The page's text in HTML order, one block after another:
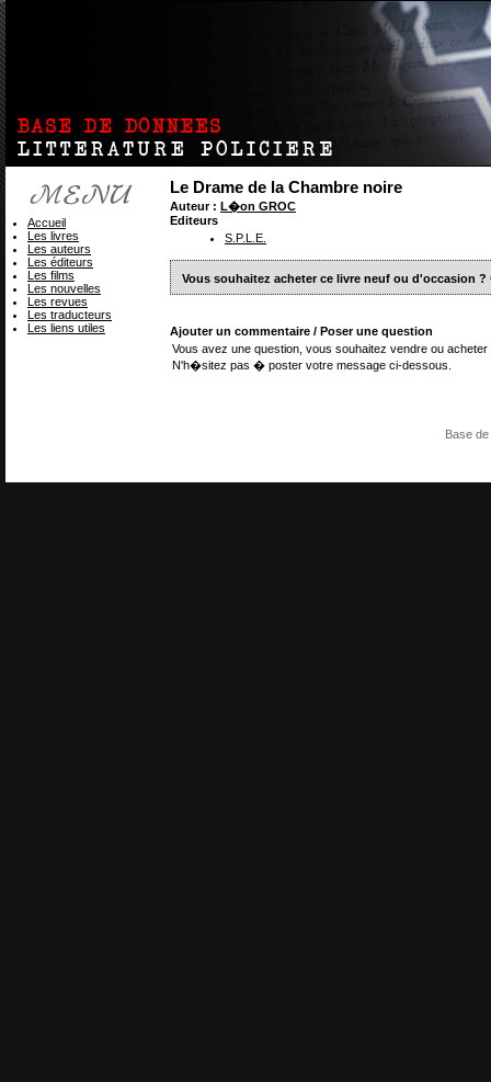
Le Drame de la Chambre noire
Auteur : L�on GROC
Editeurs
S.P.L.E.
Vous souhaitez acheter ce livre neuf ou d'occasion ?
Ajouter un commentaire / Poser une question
Vous avez une question, vous souhaitez vendre ou
N'h�sitez pas � poster votre message ci-dessous.
Accueil
Les livres
Les auteurs
Les éditeurs
Les films
Les nouvelles
Les revues
Les traducteurs
Les liens utiles
Base